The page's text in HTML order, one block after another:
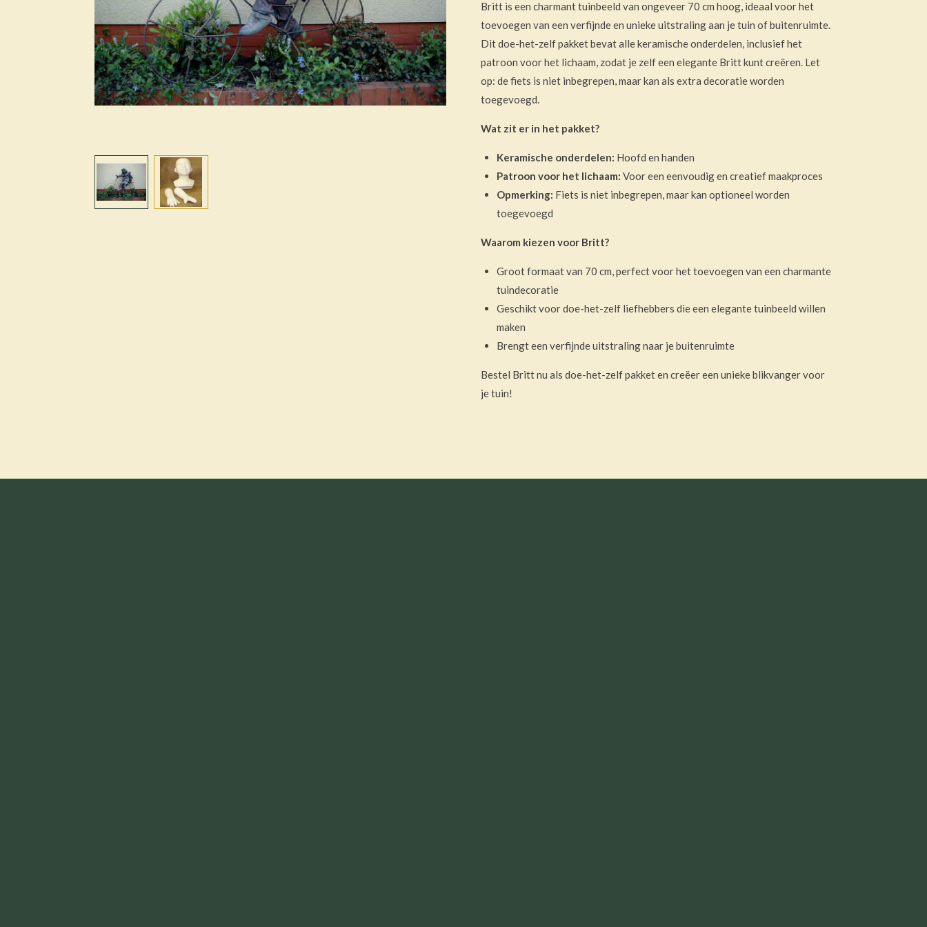
Britt is een charmant tuinbeeld van ongeveer 70 cm hoog, ideaal voor het
toevoegen van een verfijnde en unieke uitstraling aan je tuin of buitenruimte.
Dit doe-het-zelf pakket bevat alle keramische onderdelen, inclusief het
patroon voor het lichaam, zodat je zelf een elegante Britt kunt creëren. Let
op: de fiets is niet inbegrepen, maar kan als extra decoratie worden
toegevoegd.
Wat zit er in het pakket?
Keramische onderdelen: Hoofd en handen
Patroon voor het lichaam: Voor een eenvoudig en creatief maakproces
Opmerking: Fiets is niet inbegrepen, maar kan optioneel worden
toegevoegd
Waarom kiezen voor Britt?
Groot formaat van 70 cm, perfect voor het toevoegen van een charmante
tuindecoratie
Geschikt voor doe-het-zelf liefhebbers die een elegante tuinbeeld willen
maken
Brengt een verfijnde uitstraling naar je buitenruimte
Bestel Britt nu als doe-het-zelf pakket en creëer een unieke blikvanger voor
je tuin!